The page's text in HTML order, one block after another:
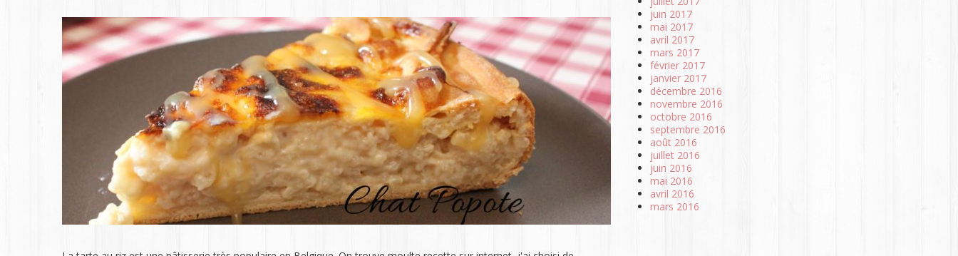
juin 2017
mai 2017
avril 2017
mars 2017
février 2017
janvier 2017
décembre 2016
novembre 2016
octobre 2016
septembre 2016
août 2016
juillet 2016
juin 2016
mai 2016
avril 2016
mars 2016